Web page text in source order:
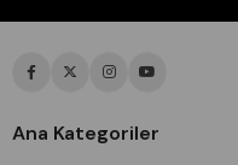
Ana Kategoriler